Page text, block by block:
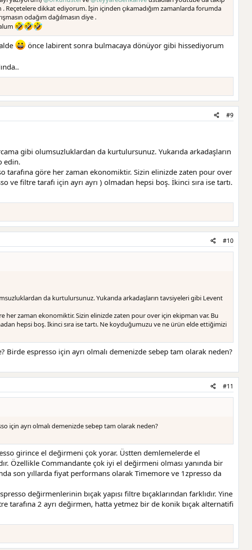
dikkat ediyorum. İşin içinden çıkamadığım zamanlarda forumda
odağım dağılmasın diye .
önce labirent sonra bulmacaya dönüyor gibi hissediyorum
#9
gibi olumsuzluklardan da kurtulursunuz. Yukarıda arkadaşların
edin.
tarafına göre her zaman ekonomiktir. Sizin elinizde zaten pour over
filtre tarafı için ayrı ayrı ) olmadan hepsi boş. İkinci sıra ise tartı.
#10
da kurtulursunuz. Yukarıda arkadaşların tavsiyeleri gibi Levent
her zaman ekonomiktir. Sizin elinizde zaten pour over için ekipman var. Bu
hepsi boş. İkinci sıra ise tartı. Ne koyduğumuzu ve ne ürün elde ettiğimizi
espresso için ayrı olmalı demenizde sebep tam olarak neden?
#11
için ayrı olmalı demenizde sebep tam olarak neden?
girince el değirmeni çok yorar. Üstten demlemelerde el
Özellikle Commandante çok iyi el değirmeni olması yanında bir
son yıllarda fiyat performans olarak Timemore ve 1zpresso da
değirmenlerinin bıçak yapısı filtre bıçaklarından farklıdır. Yine
tarafına 2 ayrı değirmen, hatta yetmez bir de konik bıçak alternatifi